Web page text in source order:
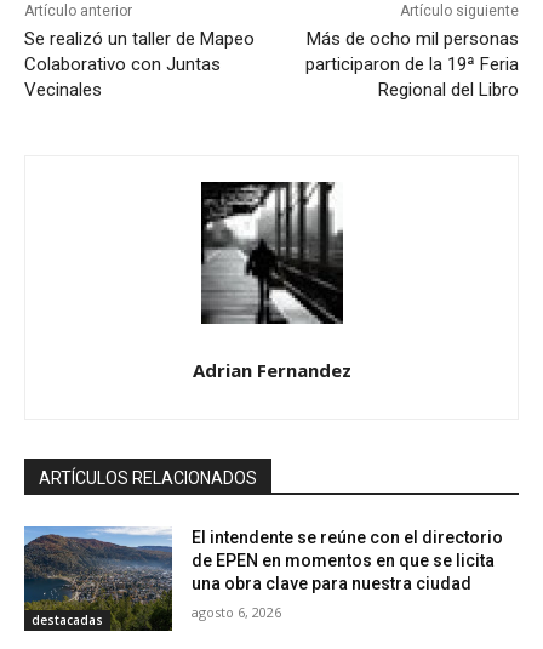
Artículo anterior
Se realizó un taller de Mapeo
Colaborativo con Juntas
Vecinales
Artículo siguiente
Más de ocho mil personas
participaron de la 19ª Feria
Regional del Libro
Adrian Fernandez
ARTÍCULOS RELACIONADOS
destacadas
El intendente se reúne con el directorio
de EPEN en momentos en que se licita
una obra clave para nuestra ciudad
agosto 6, 2026